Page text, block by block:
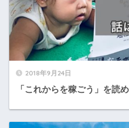
2018年9月24日
「これからを稼ごう」を読